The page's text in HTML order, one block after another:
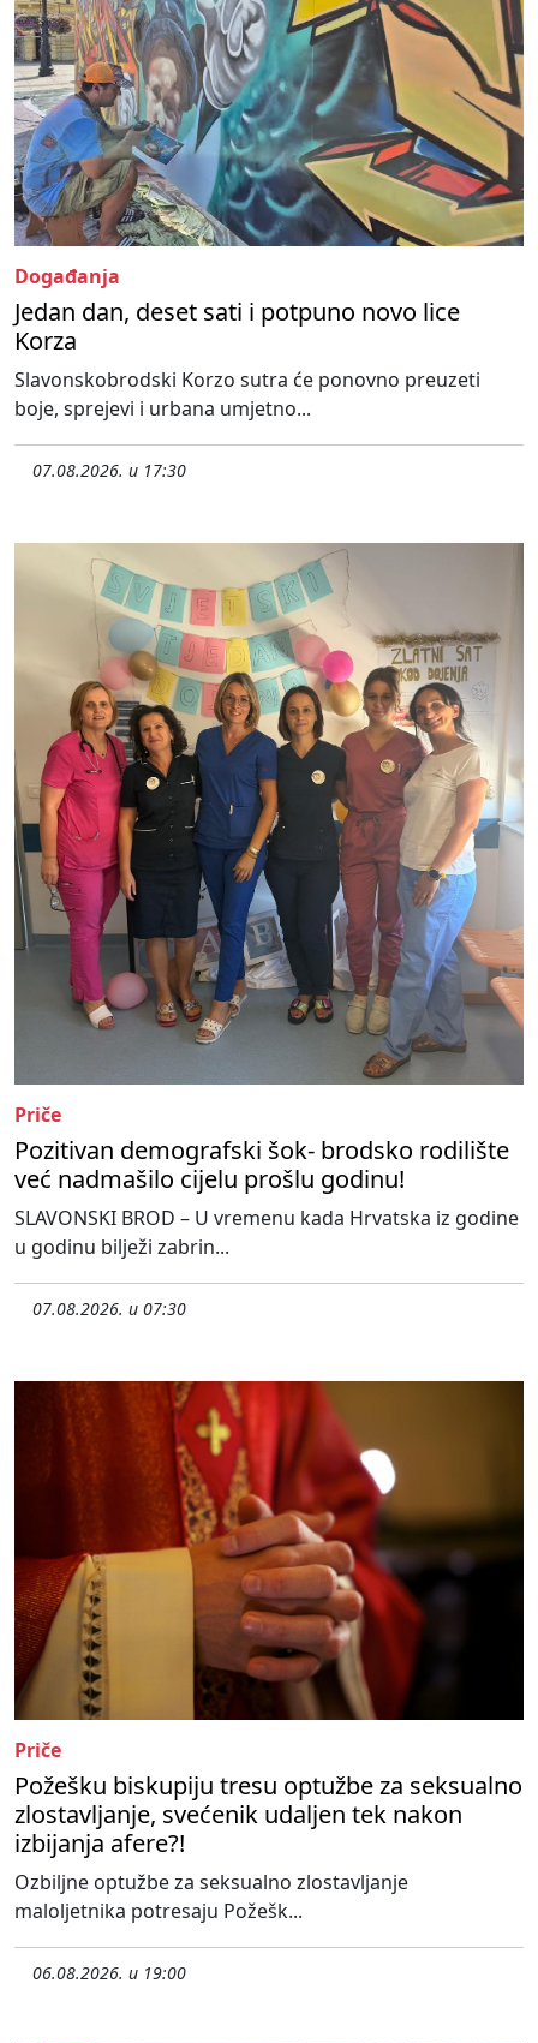
Događanja
Jedan dan, deset sati i potpuno novo lice
Korza
Slavonskobrodski Korzo sutra će ponovno preuzeti
boje, sprejevi i urbana umjetno...
07.08.2026. u 17:30
Priče
Pozitivan demografski šok- brodsko rodilište
već nadmašilo cijelu prošlu godinu!
SLAVONSKI BROD – U vremenu kada Hrvatska iz godine
u godinu bilježi zabrin...
07.08.2026. u 07:30
Priče
Požešku biskupiju tresu optužbe za seksualno
zlostavljanje, svećenik udaljen tek nakon
izbijanja afere?!
Ozbiljne optužbe za seksualno zlostavljanje
maloljetnika potresaju Požešk...
06.08.2026. u 19:00